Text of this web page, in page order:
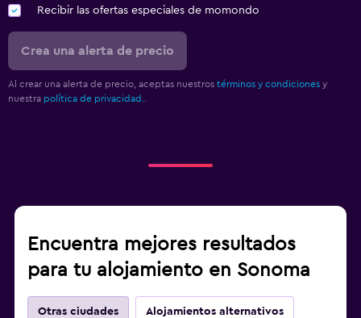
Recibir las ofertas especiales de momondo
Crea una alerta de precio
Al crear una alerta de precio, aceptas nuestros términos y condiciones y
nuestra política de privacidad.
Encuentra mejores resultados
para tu alojamiento en Sonoma
Otras ciudades Alojamientos alternativos